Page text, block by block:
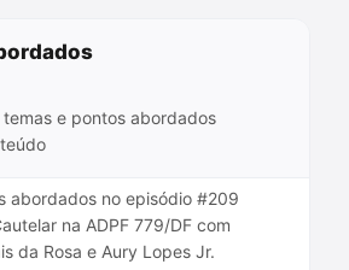
temas e pontos abordados
abordados no episódio #209
na ADPF 779/DF com
da Rosa e Aury Lopes Jr.